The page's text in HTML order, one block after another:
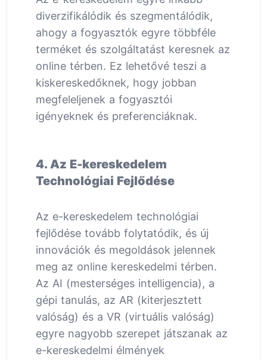
diverzifikálódik és szegmentálódik,
ahogy a fogyasztók egyre többféle
terméket és szolgáltatást keresnek az
online térben. Ez lehetővé teszi a
kiskereskedőknek, hogy jobban
megfeleljenek a fogyasztói
igényeknek és preferenciáknak.
4. Az E-kereskedelem
Technológiai Fejlődése
Az e-kereskedelem technológiai
fejlődése tovább folytatódik, és új
innovációk és megoldások jelennek
meg az online kereskedelmi térben.
Az AI (mesterséges intelligencia), a
gépi tanulás, az AR (kiterjesztett
valóság) és a VR (virtuális valóság)
egyre nagyobb szerepet játszanak az
e-kereskedelmi élmények